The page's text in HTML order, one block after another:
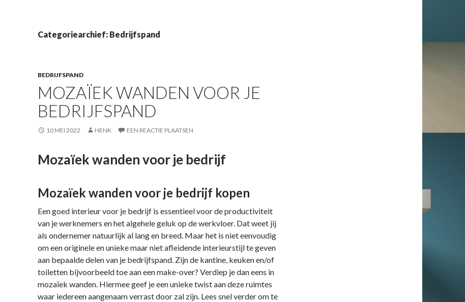
Categoriearchief: Bedrijfspand
BEDRIJFSPAND
MOZAÏEK WANDEN VOOR JE
BEDRIJFSPAND
10 MEI 2022 HENK EEN REACTIE PLAATSEN
Mozaïek wanden voor je bedrijf
Mozaïek wanden voor je bedrijf kopen
Een goed interieur voor je bedrijf is essentieel voor de productiviteit
van je werknemers en het algehele geluk op de werkvloer. Dat weet jij
als ondernemer natuurlijk al lang en breed. Maar het is niet eenvoudig
om een originele en unieke maar niet afleidende interieurstijl te geven
aan bepaalde delen van je bedrijfspand. Zijn de kantine, keuken en/of
toiletten bijvoorbeeld toe aan een make-over? Verdiep je dan eens in
mozaïek wanden. Hiermee geef je een unieke twist aan deze ruimtes
waar iedereen aangenaam verrast door zal zijn. Lees snel verder om te